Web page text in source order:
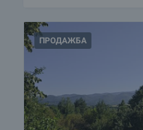
ПРОДАЖБА